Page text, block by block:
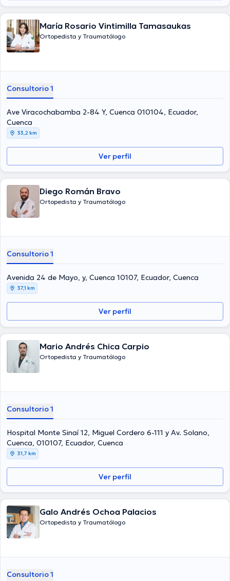
María Rosario Vintimilla Tamasaukas
Ortopedista y Traumatólogo
Consultorio 1
Ave Viracochabamba 2-84 Y, Cuenca 010104, Ecuador,
Cuenca
33,2 km
Ver perfil
Diego Román Bravo
Ortopedista y Traumatólogo
Consultorio 1
Avenida 24 de Mayo, y, Cuenca 10107, Ecuador, Cuenca
37,1 km
Ver perfil
Mario Andrés Chica Carpio
Ortopedista y Traumatólogo
Consultorio 1
Hospital Monte Sinaí 12, Miguel Cordero 6-111 y Av. Solano,
Cuenca, 010107, Ecuador, Cuenca
31,7 km
Ver perfil
Galo Andrés Ochoa Palacios
Ortopedista y Traumatólogo
Consultorio 1